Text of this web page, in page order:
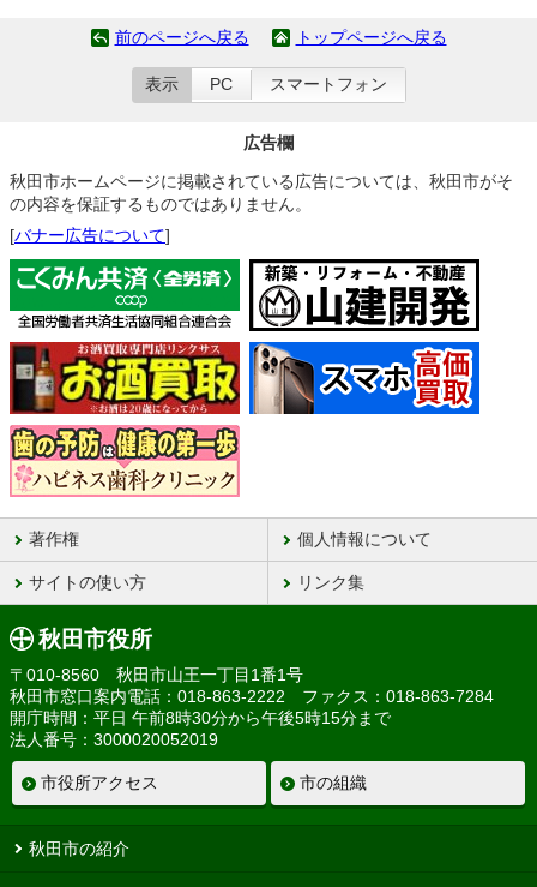
前のページへ戻る トップページへ戻る
表示 PC スマートフォン
広告欄
秋田市ホームページに掲載されている広告については、秋田市がそ
の内容を保証するものではありません。
[バナー広告について]
著作権 個人情報について
サイトの使い方 リンク集
秋田市役所
〒010-8560 秋田市山王一丁目1番1号
秋田市窓口案内電話：018-863-2222 ファクス：018-863-7284
開庁時間：平日 午前8時30分から午後5時15分まで
法人番号：3000020052019
市役所アクセス 市の組織
秋田市の紹介